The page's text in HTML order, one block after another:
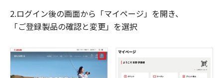
2.ログイン後の画面から「マイページ」を開き、
「ご登録製品の確認と変更」を選択